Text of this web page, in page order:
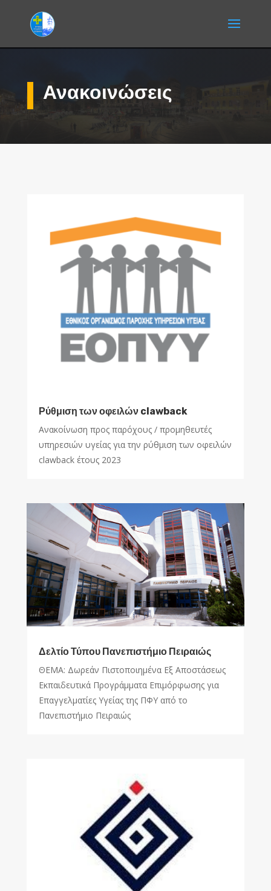
Ανακοινώσεις
Ρύθμιση των οφειλών clawback
Ανακοίνωση προς παρόχους / προμηθευτές
υπηρεσιών υγείας για την ρύθμιση των οφειλών
clawback έτους 2023
Δελτίο Τύπου Πανεπιστήμιο Πειραιώς
ΘΕΜΑ: Δωρεάν Πιστοποιημένα Εξ Αποστάσεως
Εκπαιδευτικά Προγράμματα Επιμόρφωσης για
Επαγγελματίες Υγείας της ΠΦΥ από το
Πανεπιστήμιο Πειραιώς